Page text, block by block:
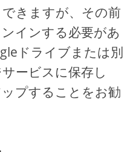
きますが、その前
インする必要があ
ドライブまたは別
ービスに保存し
プすることをお勧